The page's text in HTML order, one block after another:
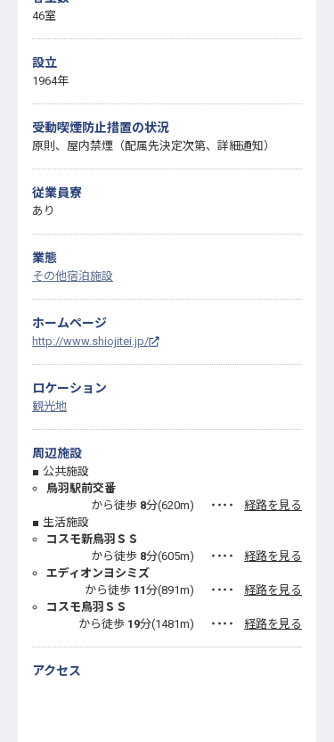
46室
設立
1964年
受動喫煙防止措置の状況
原則、屋内禁煙（配属先決定次第、詳細通知）
従業員寮
あり
業態
その他宿泊施設
ホームページ
http://www.shiojitei.jp/
ロケーション
観光地
周辺施設
公共施設
鳥羽駅前交番
から徒歩 8分(620m) ・・・・
経路を見る
生活施設
コスモ新鳥羽ＳＳ
から徒歩 8分(605m) ・・・・
経路を見る
エディオンヨシミズ
から徒歩 11分(891m) ・・・・
経路を見る
コスモ鳥羽ＳＳ
から徒歩 19分(1481m) ・・・・ 経路を見る
アクセス